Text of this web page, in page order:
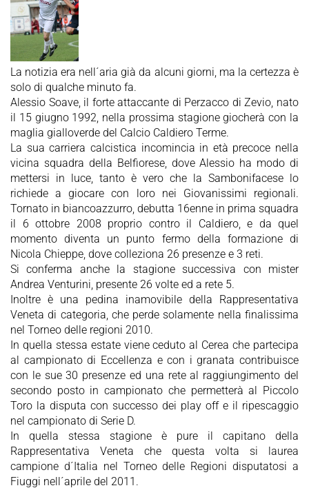
La notizia era nell´aria già da alcuni giorni, ma la certezza è
solo di qualche minuto fa.
Alessio Soave, il forte attaccante di Perzacco di Zevio, nato
il 15 giugno 1992, nella prossima stagione giocherà con la
maglia gialloverde del Calcio Caldiero Terme.
La sua carriera calcistica incomincia in età precoce nella
vicina squadra della Belfiorese, dove Alessio ha modo di
mettersi in luce, tanto è vero che la Sambonifacese lo
richiede a giocare con loro nei Giovanissimi regionali.
Tornato in biancoazzurro, debutta 16enne in prima squadra
il 6 ottobre 2008 proprio contro il Caldiero, e da quel
momento diventa un punto fermo della formazione di
Nicola Chieppe, dove colleziona 26 presenze e 3 reti.
Si conferma anche la stagione successiva con mister
Andrea Venturini, presente 26 volte ed a rete 5.
Inoltre è una pedina inamovibile della Rappresentativa
Veneta di categoria, che perde solamente nella finalissima
nel Torneo delle regioni 2010.
In quella stessa estate viene ceduto al Cerea che partecipa
al campionato di Eccellenza e con i granata contribuisce
con le sue 30 presenze ed una rete al raggiungimento del
secondo posto in campionato che permetterà al Piccolo
Toro la disputa con successo dei play off e il ripescaggio
nel campionato di Serie D.
In quella stessa stagione è pure il capitano della
Rappresentativa Veneta che questa volta si laurea
campione d´Italia nel Torneo delle Regioni disputatosi a
Fiuggi nell´aprile del 2011.